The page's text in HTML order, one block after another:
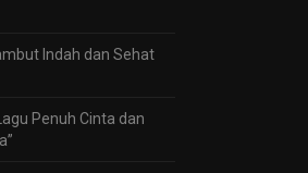
Indah dan Sehat
Penuh Cinta dan